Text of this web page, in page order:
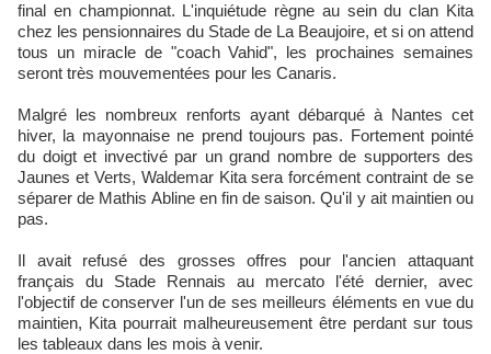
final en championnat. L'inquiétude règne au sein du clan Kita
chez les pensionnaires du Stade de La Beaujoire, et si on attend
tous un miracle de "coach Vahid", les prochaines semaines
seront très mouvementées pour les Canaris.
Malgré les nombreux renforts ayant débarqué à Nantes cet
hiver, la mayonnaise ne prend toujours pas. Fortement pointé
du doigt et invectivé par un grand nombre de supporters des
Jaunes et Verts, Waldemar Kita sera forcément contraint de se
séparer de Mathis Abline en fin de saison. Qu'il y ait maintien ou
pas.
Il avait refusé des grosses offres pour l'ancien attaquant
français du Stade Rennais au mercato l'été dernier, avec
l'objectif de conserver l'un de ses meilleurs éléments en vue du
maintien, Kita pourrait malheureusement être perdant sur tous
les tableaux dans les mois à venir.